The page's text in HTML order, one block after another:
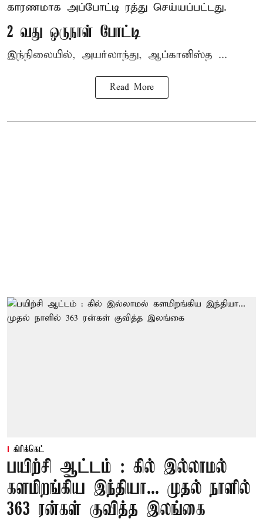
காரணமாக அப்போட்டி ரத்து செய்யப்பட்டது.
2 வது ஒருநாள் போட்டி
இந்நிலையில், அயர்லாந்து, ஆப்கானிஸ்த ...
Read More
கிரிக்கெட்
பயிற்சி ஆட்டம் : கில் இல்லாமல்
களமிறங்கிய இந்தியா... முதல் நாளில்
363 ரன்கள் குவித்த இலங்கை